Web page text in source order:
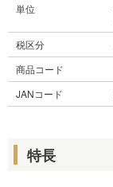
単位
税区分
商品コード
JANコード
特長